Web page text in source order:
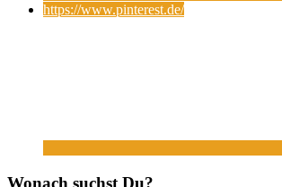
https://www.pinterest.de/
Wonach suchst Du?